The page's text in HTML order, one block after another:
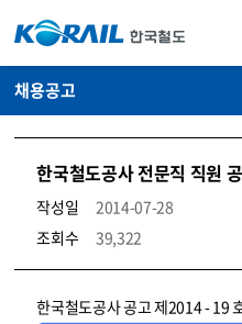
채용공고
한국철도공사 전문직 직원
작성일
2014-07-28
조회수
39,322
코레일소개_경영공시_채용공고 상세보기 – 내용, 파일, 담당자 연락처로 구성
한국철도공사 공고 제2014 - 19